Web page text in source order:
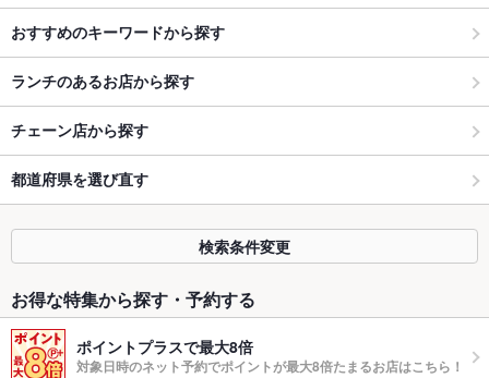
おすすめのキーワードから探す
ランチのあるお店から探す
チェーン店から探す
都道府県を選び直す
検索条件変更
お得な特集から探す・予約する
ポイントプラスで最大8倍
対象日時のネット予約でポイントが最大8倍たまるお店はこちら！